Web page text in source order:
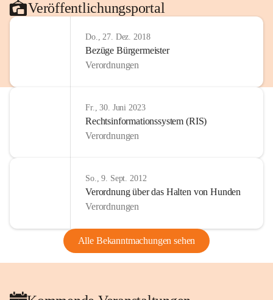
Veröffentlichungsportal
Do., 27. Dez. 2018
Bezüge Bürgermeister
Verordnungen
Fr., 30. Juni 2023
Rechtsinformationssystem (RIS)
Verordnungen
So., 9. Sept. 2012
Verordnung über das Halten von Hunden
Verordnungen
Alle Bekanntmachungen sehen